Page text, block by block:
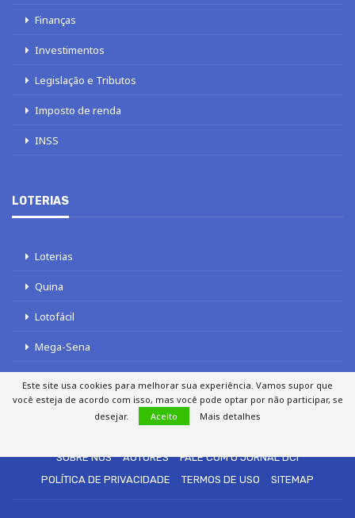
Finanças
Investimentos
Legislação e Tributos
Imposto de renda
INSS
LOTERIAS
Loterias
Quina
Lotofácil
Mega-Sena
SOBRE NÓS AUTORES
FALE COM O JORNAL DCI
POLÍTICA DE PRIVACIDADE
TERMOS DE USO SITEMAP
Este site usa cookies para melhorar sua experiência. Vamos supor que
você esteja de acordo com isso, mas você pode optar por não participar, se
desejar.
Aceito Mais detalhes